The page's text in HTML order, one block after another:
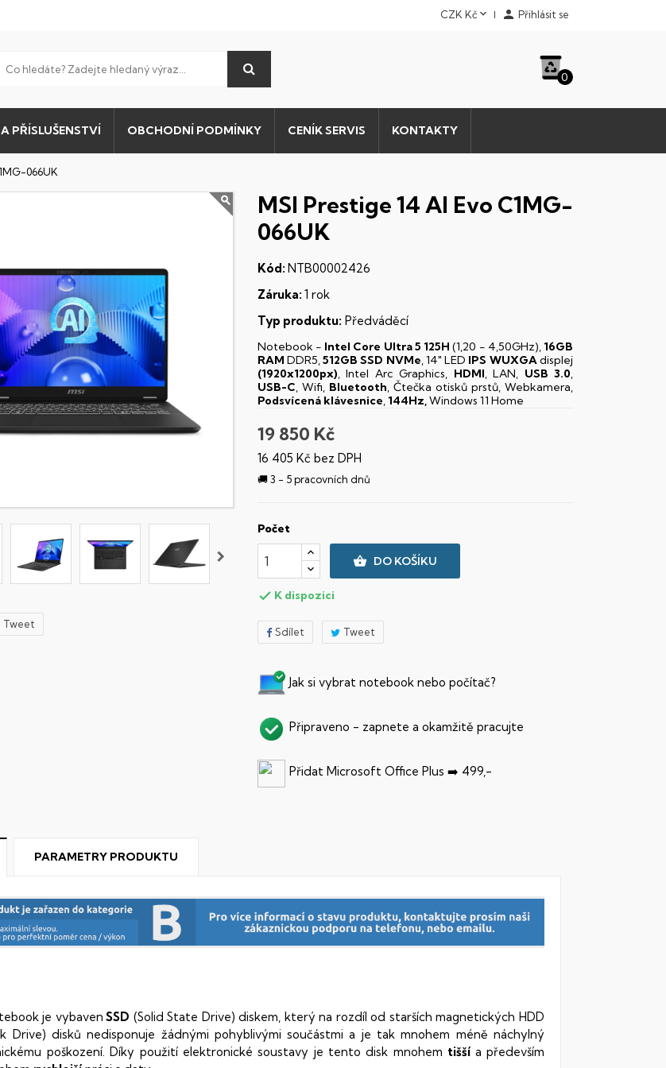
CZK Kč  Přihlásit se
0
PŘÍSLUŠENSTVÍ OBCHODNÍ PODMÍNKY CENÍK SERVIS KONTAKTY
066UK
Tweet
MSI Prestige 14 AI Evo C1MG-
066UK
Kód: NTB00002426
Záruka: 1 rok
Typ produktu: Předváděcí
Notebook - Intel Core Ultra 5 125H(1,20 - 4,50GHz),16GB
RAM DDR5,512GB SSD NVMe, 14" LED IPS WUXGAdisplej
(1920x1200px), Intel Arc Graphics, HDMI, LAN, USB 3.0,
USB-C, Wifi, Bluetooth, Čtečka otisků prstů, Webkamera,
Podsvícená klávesnice,144Hz,Windows 11 Home
19 850 Kč
16 405 Kč bez DPH
🚚 3 - 5 pracovních dnů
Počet
 DO KOŠÍKU
 K dispozici
Sdílet Tweet
Jak si vybrat notebook nebo počítač?
Připraveno - zapnete a okamžitě pracujte
Přidat Microsoft Office Plus ➡️ 499,-
PARAMETRY PRODUKTU
je vybaven SSD (Solid State Drive) diskem, který na rozdíl od starších magnetických HDD
Drive) disků nedisponuje žádnými pohyblivými součástmi a je tak mnohem méně náchylný
poškození. Díky použití elektronické soustavy je tento disk mnohem tišší a především